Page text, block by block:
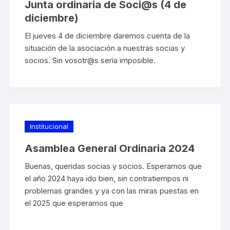
Junta ordinaria de Soci@s (4 de
diciembre)
El jueves 4 de diciembre daremos cuenta de la
situación de la asociación a nuestras socias y
socios. Sin vosotr@s sería imposible.
Institucional
Asamblea General Ordinaria 2024
Buenas, queridas socias y socios. Esperamos que
el año 2024 haya ido bien, sin contratiempos ni
problemas grandes y ya con las miras puestas en
el 2025 que esperamos que